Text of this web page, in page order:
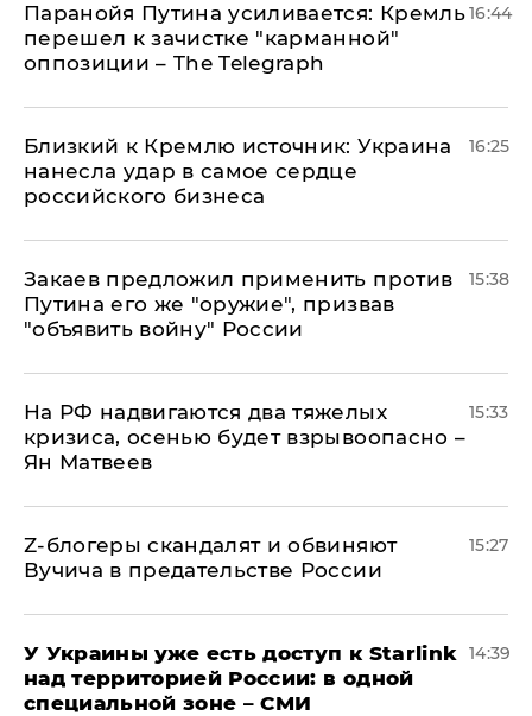
Паранойя Путина усиливается: Кремль
перешел к зачистке "карманной"
оппозиции – The Telegraph
16:44
Близкий к Кремлю источник: Украина
нанесла удар в самое сердце
российского бизнеса
16:25
Закаев предложил применить против
Путина его же "оружие", призвав
"объявить войну" России
15:38
На РФ надвигаются два тяжелых
кризиса, осенью будет взрывоопасно –
Ян Матвеев
15:33
Z-блогеры скандалят и обвиняют
Вучича в предательстве России
15:27
У Украины уже есть доступ к Starlink
над территорией России: в одной
специальной зоне – СМИ
14:39